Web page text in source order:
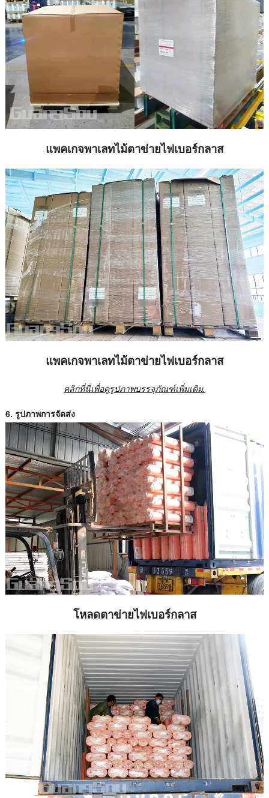
แพคเกจพาเลทไม้ตาข่ายไฟเบอร์กลาส
แพคเกจพาเลทไม้ตาข่ายไฟเบอร์กลาส
คลิกที่นี่เพื่อดูรูปภาพบรรจุภัณฑ์เพิ่มเติม.
6. รูปภาพการจัดส่ง
โหลดตาข่ายไฟเบอร์กลาส